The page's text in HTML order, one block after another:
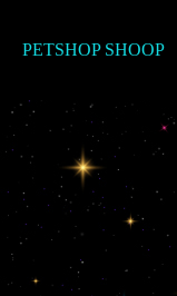
contenu
PETSHOP SHOOP